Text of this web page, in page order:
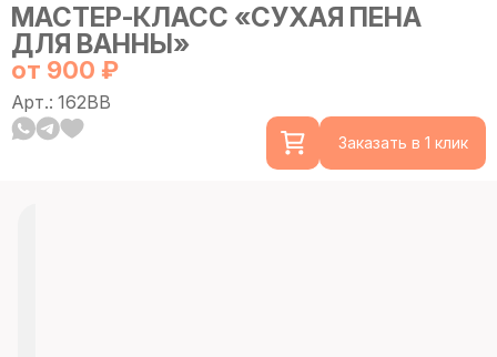
МАСТЕР-КЛАСС «СУХАЯ ПЕНА
ДЛЯ ВАННЫ»
от 900 ₽
Арт.: 162BB
Заказать в 1 клик